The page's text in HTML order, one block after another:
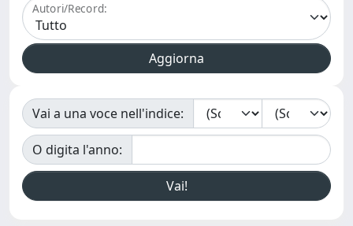
Autori/Record:
Vai a una voce nell'indice:
O digita l'anno: